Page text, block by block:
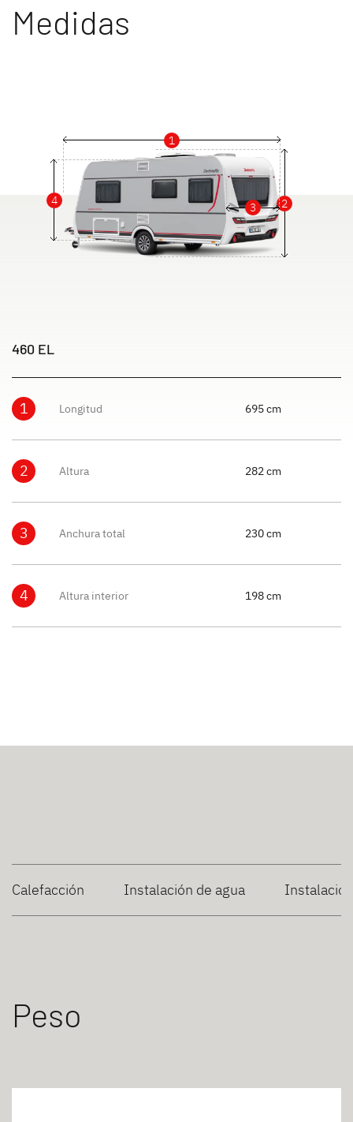
Medidas
1
2
3
4
460 EL
1 Longitud 695 cm
2 Altura 282 cm
3 Anchura total 230 cm
4 Altura interior 198 cm
Calefacción Instalación de agua
Peso